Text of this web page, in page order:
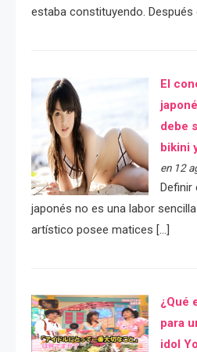
estaba constituyendo. Después
El
debe
bikini
en 12
Definir
japonés no es una labor
artístico posee matices […]
¿Qué
para
idol